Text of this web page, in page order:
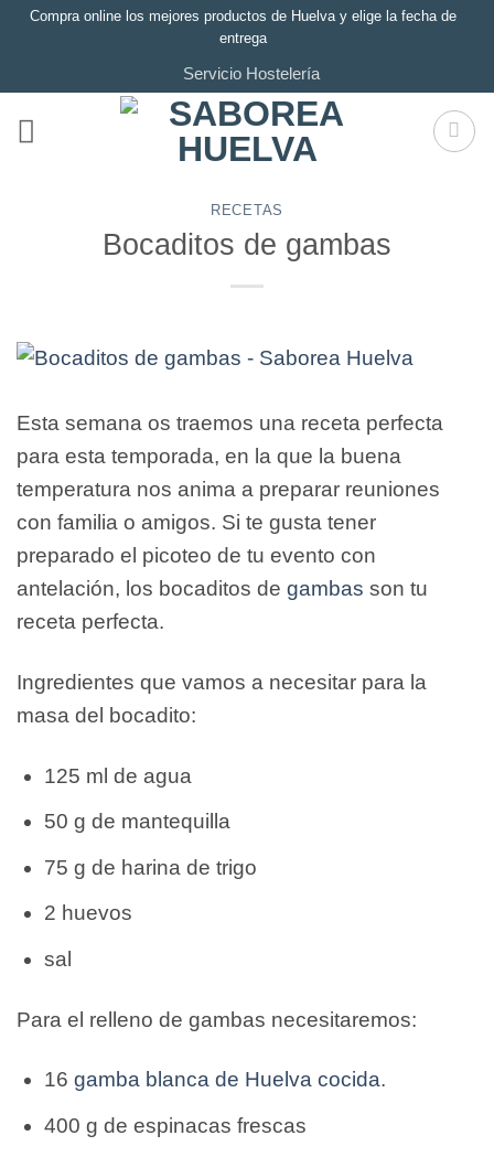
SaltarCompra online los mejores productos de Huelva y elige la fecha de
entrega
Servicio Hostelería
RECETAS
Bocaditos de gambas
Esta semana os traemos una receta perfecta
para esta temporada, en la que la buena
temperatura nos anima a preparar reuniones
con familia o amigos. Si te gusta tener
preparado el picoteo de tu evento con
antelación, los bocaditos de gambas son tu
receta perfecta.
Ingredientes que vamos a necesitar para la
masa del bocadito:
125 ml de agua
50 g de mantequilla
75 g de harina de trigo
2 huevos
sal
Para el relleno de gambas necesitaremos:
16 gamba blanca de Huelva cocida.
400 g de espinacas frescas